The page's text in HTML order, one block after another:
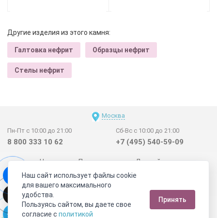
Другие изделия из этого камня:
Галтовка нефрит Образцы нефрит
Стелы нефрит
Москва
Пн-Пт с 10:00 до 21:00
8 800 333 10 62
Сб-Вс с 10:00 до 21:00
+7 (495) 540-59-09
Новинки Поставщикам
Личный счет
Договор-оферта
О нас
Наши магазины
Отзывы покупателей
Сертификаты
Статьи
Обратная связь
Видео о камнях СОУТ
Телеграм
Наш сайт использует файлы cookie
для вашего максимального
удобства.
Пользуясь сайтом, вы даете свое
согласие с политикой
Принять